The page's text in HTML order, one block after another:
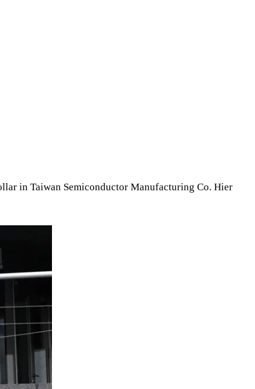
in Taiwan Semiconductor Manufacturing Co. Hier